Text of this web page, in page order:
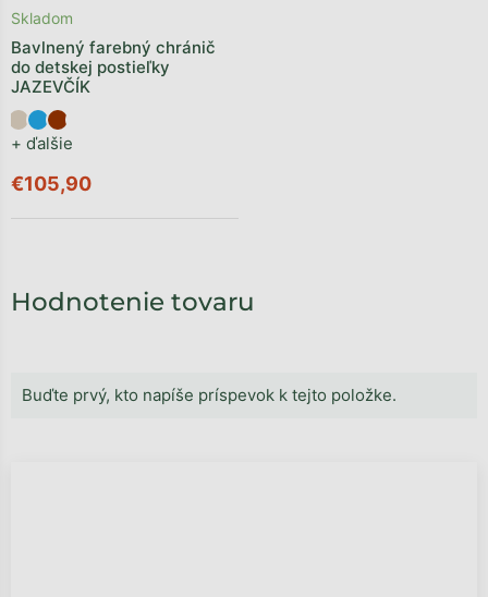
Hodnotenie tovaru
Buďte prvý, kto napíše príspevok k tejto položke.
Bavlnený farebný chránič
do detskej postieľky
JAZEVČÍK
+ ďalšie
Skladom
€105,90